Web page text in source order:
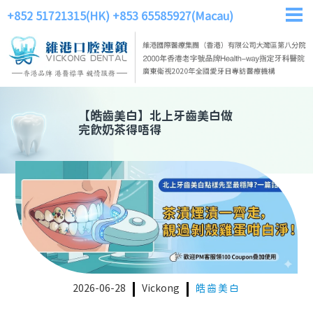
+852 51721315(HK) +853 65585927(Macau)
【皓齒美白】 北上牙齒美白做
完飲奶茶得唔得
2026-06-28 Vickong 皓齒美白